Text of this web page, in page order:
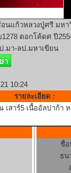
อนแก้วหลวงปู่ศรี มห
ตอกโค้ดศ ปี
.มา-ลป.มหาเขียน
10:24
รายละเอียด :
สาร์5 เนื้ออัลปาก้า
ชื่
ธน